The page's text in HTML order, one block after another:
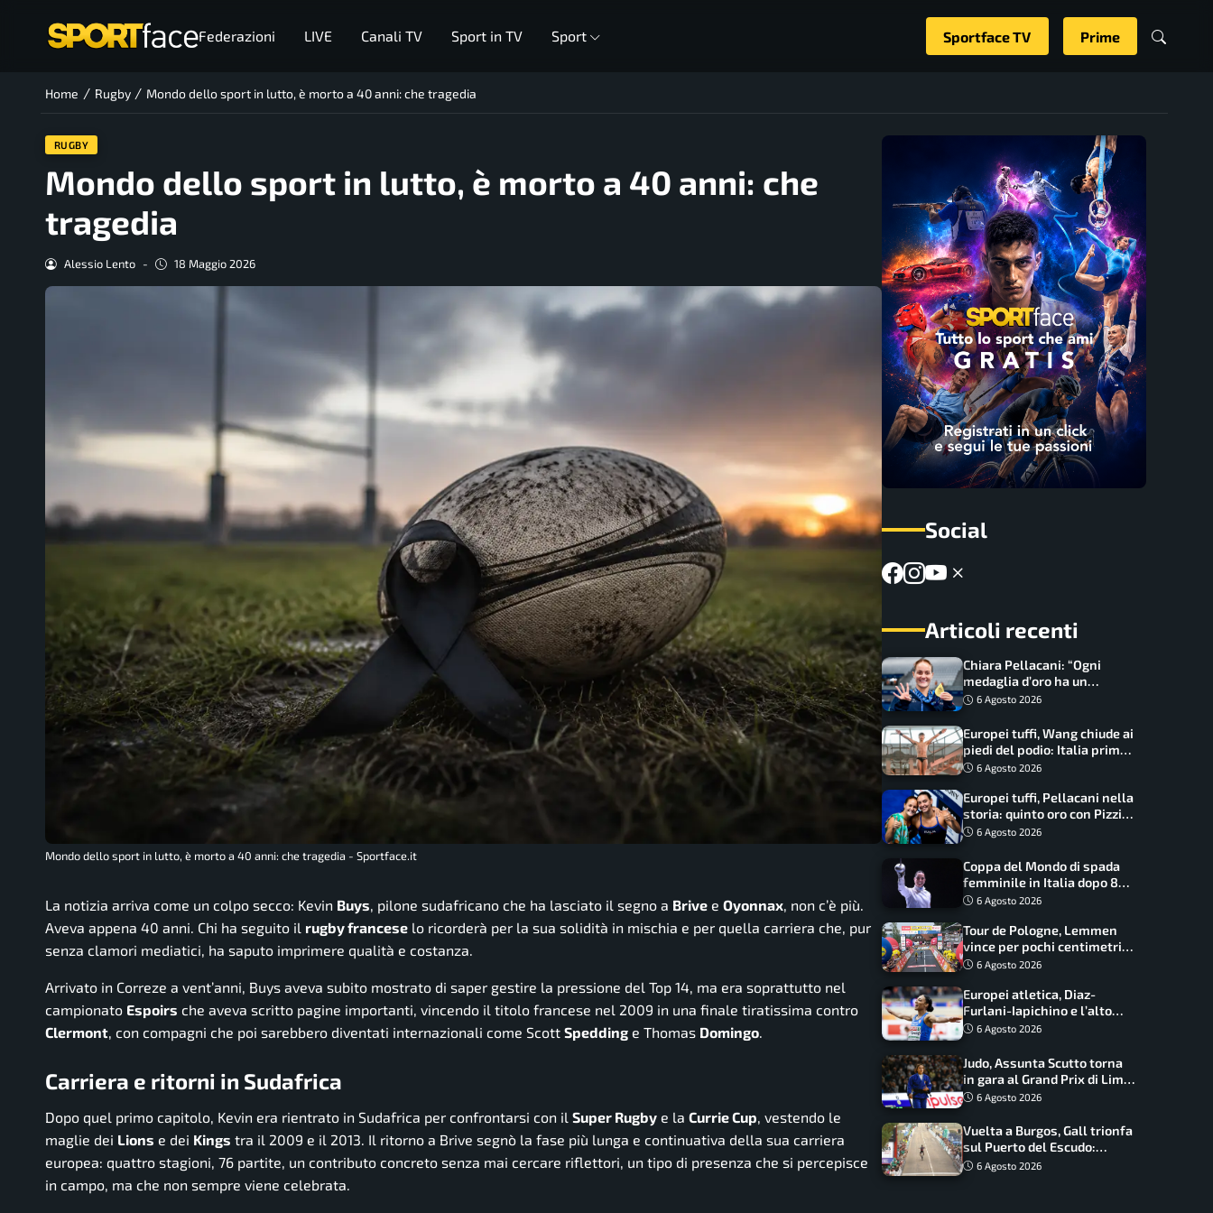
Federazioni LIVE Canali TV Sport in TV Sport Sportface TV Prime
Home / Rugby / Mondo dello sport in lutto, è morto a 40 anni: che tragedia
RUGBY
Mondo dello sport in lutto, è morto a 40 anni: che
tragedia
Alessio Lento - 18 Maggio 2026
Mondo dello sport in lutto, è morto a 40 anni: che tragedia - Sportface.it
La notizia arriva come un colpo secco: Kevin Buys, pilone sudafricano che ha lasciato il segno a Brive e Oyonnax, non c’è più.
Aveva appena 40 anni. Chi ha seguito il rugby francese lo ricorderà per la sua solidità in mischia e per quella carriera che, pur
senza clamori mediatici, ha saputo imprimere qualità e costanza.
Arrivato in Correze a vent’anni, Buys aveva subito mostrato di saper gestire la pressione del Top 14, ma era soprattutto nel
campionato Espoirs che aveva scritto pagine importanti, vincendo il titolo francese nel 2009 in una finale tiratissima contro
Clermont, con compagni che poi sarebbero diventati internazionali come Scott Spedding e Thomas Domingo.
Carriera e ritorni in Sudafrica
Dopo quel primo capitolo, Kevin era rientrato in Sudafrica per confrontarsi con il Super Rugby e la Currie Cup , vestendo le
maglie dei Lions e dei Kings tra il 2009 e il 2013. Il ritorno a Brive segnò la fase più lunga e continuativa della sua carriera
europea: quattro stagioni, 76 partite, un contributo concreto senza mai cercare riflettori, un tipo di presenza che si percepisce
in campo, ma che non sempre viene celebrata.
Social
Articoli recenti
Chiara Pellacani: “Ogni
medaglia d’oro ha un
significato diverso. Ho fatto
6 Agosto 2026
Europei tuffi, Wang chiude ai
piedi del podio: Italia prima
nel medagliere
6 Agosto 2026
Europei tuffi, Pellacani nella
storia: quinto oro con Pizzini
nel sincro da 3 metri
6 Agosto 2026
Coppa del Mondo di spada
femminile in Italia dopo 8
anni, Alberta Santuccio: “Il
frutti”
6 Agosto 2026
Tour de Pologne, Lemmen
vince per pochi centimetri
su Scaroni: maxi-caduta e
6 Agosto 2026
Europei atletica, Diaz-
Furlani-Iapichino e l’alto
azzurro: l’Italia sogna nei
6 Agosto 2026
Judo, Assunta Scutto torna
in gara al Grand Prix di Lima:
17 azzurri convocati
6 Agosto 2026
Vuelta a Burgos, Gall trionfa
sul Puerto del Escudo:
Ciccone secondo e nuova
6 Agosto 2026